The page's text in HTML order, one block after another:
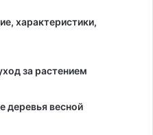
характеристики,
за растением
деревья весной